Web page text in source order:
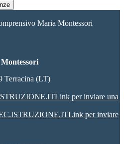
Maria Montessori
Terracina (LT)
Link per inviare una
Link per inviare